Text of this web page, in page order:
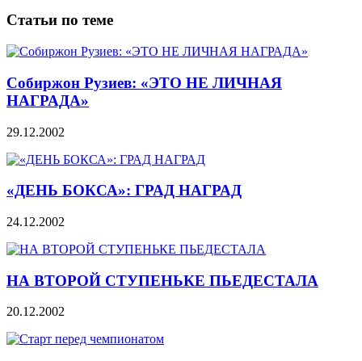
Статьи по теме
Собиржон Рузиев: «ЭТО НЕ ЛИЧНАЯ
НАГРАДА»
29.12.2002
«ДЕНЬ БОКСА»: ГРАД НАГРАД
24.12.2002
НА ВТОРОЙ СТУПЕНЬКЕ ПЬЕДЕСТАЛА
20.12.2002